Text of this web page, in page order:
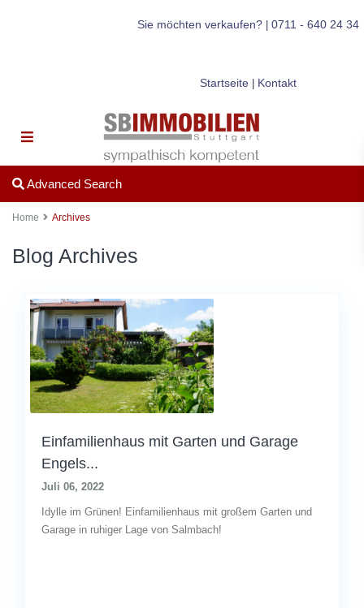
Sie möchten verkaufen?| 0711 - 640 24 34
Startseite| Kontakt
Advanced Search
Home Archives
Blog Archives
Einfamilienhaus mit Garten und Garage
Engels...
Juli 06, 2022
Idylle im Grünen! Einfamilienhaus mit großem Garten und
Garage in ruhiger Lage von Salmbach!